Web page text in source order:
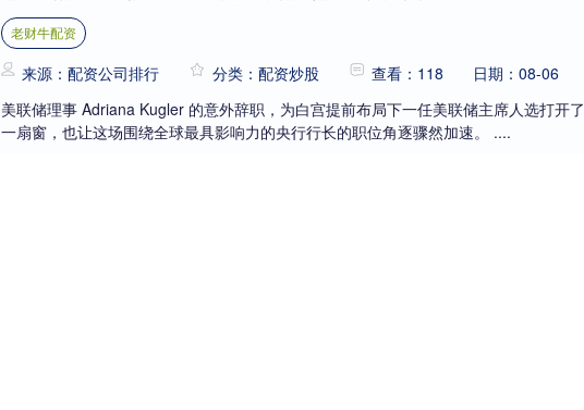
老财牛配资
来源：配资公司排行 分类：配资炒股 查看：118
日期：08-06
美联储理事 Adriana Kugler 的意外辞职，为白宫提前布局下一任美联储主席人选打开了
一扇窗，也让这场围绕全球最具影响力的央行行长的职位角逐骤然加速。 ....